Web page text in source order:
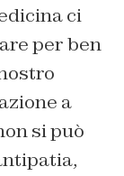
ci
per ben
a
si può